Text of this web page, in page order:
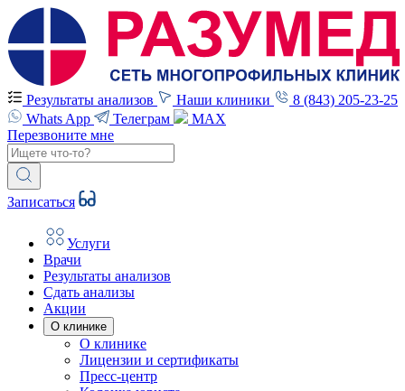
Результаты анализов Наши клиники
8 (843) 205-23-25
Whats App
Телеграм
MAX
Перезвоните мне
Записаться
Услуги
Врачи
Результаты анализов
Сдать анализы
Акции
О клинике
О клинике
Лицензии и сертификаты
Пресс-центр